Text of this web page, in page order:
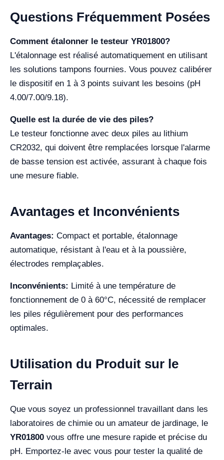
Questions Fréquemment Posées
Comment étalonner le testeur YR01800?
L'étalonnage est réalisé automatiquement en utilisant
les solutions tampons fournies. Vous pouvez calibérer
le dispositif en 1 à 3 points suivant les besoins (pH
4.00/7.00/9.18).
Quelle est la durée de vie des piles?
Le testeur fonctionne avec deux piles au lithium
CR2032, qui doivent être remplacées lorsque l'alarme
de basse tension est activée, assurant à chaque fois
une mesure fiable.
Avantages et Inconvénients
Avantages: Compact et portable, étalonnage
automatique, résistant à l'eau et à la poussière,
électrodes remplaçables.
Inconvénients: Limité à une température de
fonctionnement de 0 à 60°C, nécessité de remplacer
les piles régulièrement pour des performances
optimales.
Utilisation du Produit sur le
Terrain
Que vous soyez un professionnel travaillant dans les
laboratoires de chimie ou un amateur de jardinage, le
YR01800 vous offre une mesure rapide et précise du
pH. Emportez-le avec vous pour tester la qualité de